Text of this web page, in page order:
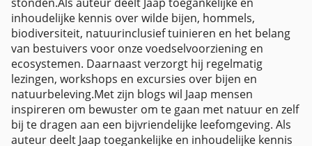
inhoudelijke kennis over wilde bijen, hommels,
biodiversiteit, natuurinclusief tuinieren en het belang
van bestuivers voor onze voedselvoorziening en
ecosystemen. Daarnaast verzorgt hij regelmatig
lezingen, workshops en excursies over bijen en
natuurbeleving.Met zijn blogs wil Jaap mensen
inspireren om bewuster om te gaan met natuur en zelf
bij te dragen aan een bijvriendelijke leefomgeving. Als
auteur deelt Jaap toegankelijke en inhoudelijke kennis